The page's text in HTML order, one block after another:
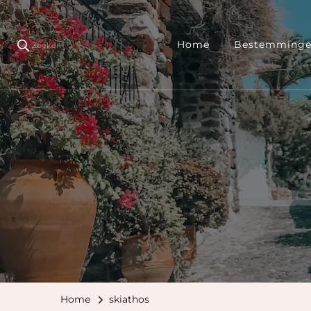
Zoeken Home
Home skiathos